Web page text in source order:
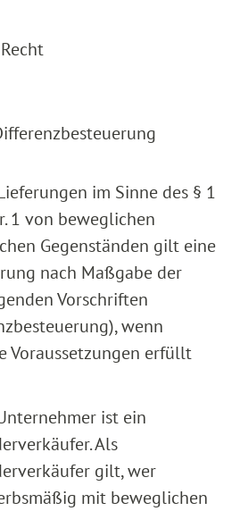
im Sinne des § 1
1 von beweglichen
Gegenständen gilt eine
nach Maßgabe der
Vorschriften
wenn
Voraussetzungen erfüllt
ist ein
Als
gilt, wer
mit beweglichen